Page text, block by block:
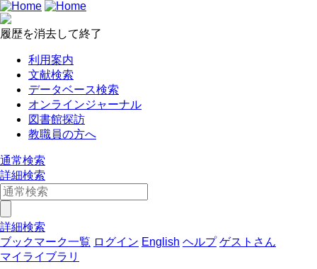
履歴を消去して終了
利用案内
文献検索
データベース検索
オンラインジャーナル
図書館探訪
教職員の方へ
通常検索
詳細検索
詳細検索
ブックマーク一覧 ログイン English ヘルプ ゲストさん
マイライブラリ